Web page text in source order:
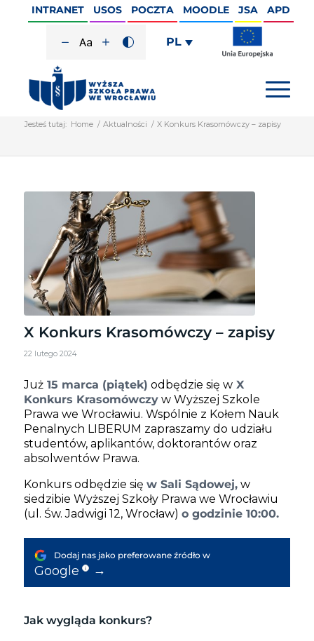
INTRANET USOS POCZTA MOODLE JSA APD
PL
Jesteś tutaj: Home / Aktualności / X Konkurs Krasomówczy – zapisy
X Konkurs Krasomówczy – zapisy
22 lutego 2024
Już15 marca (piątek) odbędzie się wX
Konkurs Krasomówczyw Wyższej Szkole
Prawa we Wrocławiu. Wspólnie z Kołem Nauk
Penalnych LIBERUM zapraszamy do udziału
studentów, aplikantów, doktorantów oraz
absolwentów Prawa.
Konkurs odbędzie się w Sali Sądowej,w
siedzibie Wyższej Szkoły Prawa we Wrocławiu
(ul. Św. Jadwigi 12, Wrocław) o godzinie 10:00.
Dodaj nas jako preferowane źródło w
Google i →
Jak wygląda konkurs?